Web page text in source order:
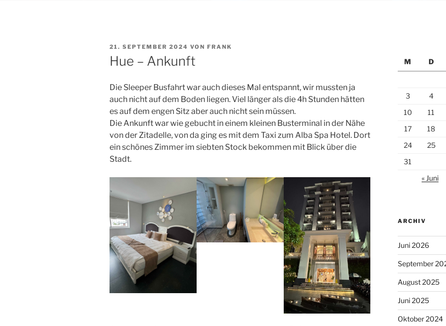
VERÖFFENTLICHT
AM
21. SEPTEMBER 2024 VON FRANK
Hue – Ankunft
Die Sleeper Busfahrt war auch dieses Mal entspannt, wir mussten ja
auch nicht auf dem Boden liegen. Viel länger als die 4h Stunden hätten
es auf dem engen Sitz aber auch nicht sein müssen.
Die Ankunft war wie gebucht in einem kleinen Busterminal in der Nähe
von der Zitadelle, von da ging es mit dem Taxi zum Alba Spa Hotel. Dort
ein schönes Zimmer im siebten Stock bekommen mit Blick über die
Stadt.
M D
3
4
10
11
17
18
24
25
31
« Juni
ARCHIV
Juni 2026
September
August 2025
Juni 2025
Oktober 2024